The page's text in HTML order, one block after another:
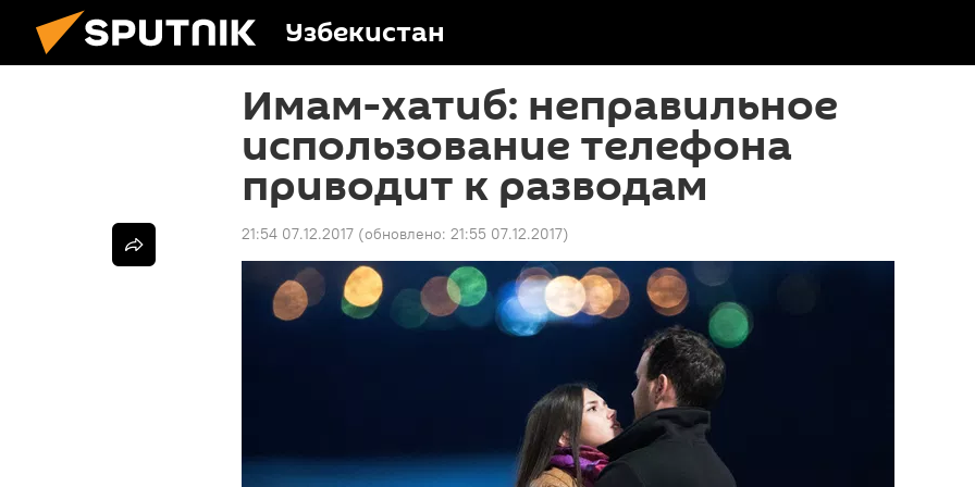
Узбекистан
Имам-хатиб: неправильное
использование телефона
приводит к разводам
21:54 07.12.2017 (обновлено: 21:55 07.12.2017)